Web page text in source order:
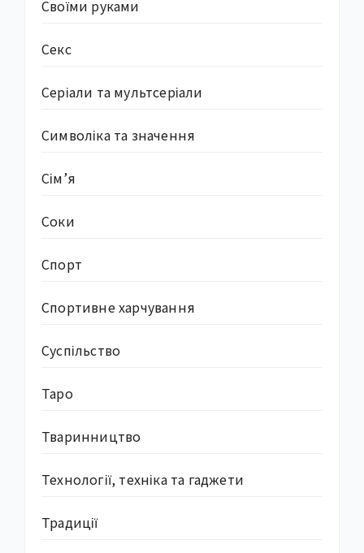
Своїми руками
Секс
Серіали та мультсеріали
Символіка та значення
Сім’я
Соки
Спорт
Спортивне харчування
Суcпільство
Таро
Тваринництво
Технології, техніка та гаджети
Традиції